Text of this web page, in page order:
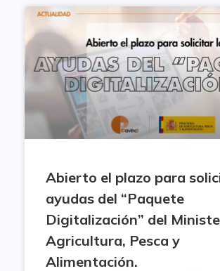
Abierto el plazo para
ayudas del “Paquete
Digitalización” del
Agricultura, Pesca y
Alimentación.